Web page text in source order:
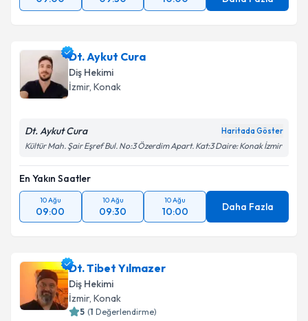
Dt. Aykut Cura
Diş Hekimi
İzmir, Konak
Dt. Aykut Cura Haritada Göster
Kültür Mah. Şair Eşref Bul. No:3 Özerdim Apart. Kat:3 Daire: Konak İzmir
En Yakın Saatler
10 Ağu
09:00
10 Ağu
09:30
10 Ağu
10:00 Daha Fazla
Dt. Tibet Yılmazer
Diş Hekimi
İzmir, Konak
5 (1 Değerlendirme)